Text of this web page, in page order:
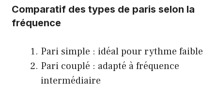
Comparatif des types de paris selon la
fréquence
Pari simple : idéal pour rythme faible
Pari couplé : adapté à fréquence
intermédiaire